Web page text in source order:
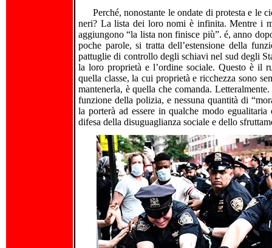
Perché, nonostante le ondate di protesta e le
neri? La lista dei loro nomi è infinita. Mentre i
aggiungono “la lista non finisce più”. é, anno
poche parole, si tratta dell’estensione della
pattuglie di controllo degli schiavi nel sud degli
la loro proprietà e l’ordine sociale. Questo è il
quella classe, la cui proprietà e ricchezza sono
mantenerla, è quella che comanda.
funzione della polizia, e nessuna quantità di
la porterà ad essere in qualche modo
difesa della disuguaglianza sociale e dello